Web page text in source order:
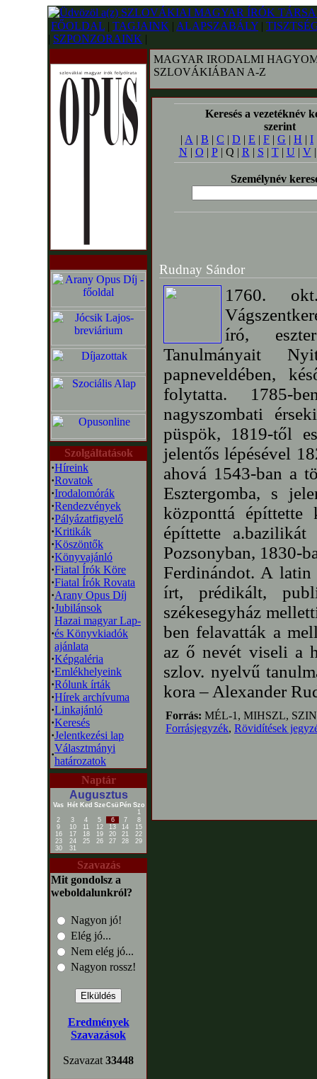
FŐOLDAL | TAGJAINK | ALAPSZABÁLY |
| SZPONZORAINK |
Szolgáltatások
·Híreink
·Rovatok
·Irodalomórák
·Rendezvények
·Pályázatfigyelő
·Kritikák
·Köszöntők
·Könyvajánló
·Fiatal Írók Köre
·Fiatal Írók Rovata
·Arany Opus Díj
·Jubilánsok
·
Hazai magyar Lap-
és Könyvkiadók
ajánlata
·Képgaléria
·Emlékhelyeink
·Rólunk írták
·Hírek archívuma
·Linkajánló
·Keresés
·Jelentkezési lap
·
Választmányi
határozatok
Naptár
Augusztus
Vas Hét Ked SzeCsü Pén Szo
1
2
3 4 5 6 7
8
9
10 11 12 13 14
15
16
17 18 19 20 21
22
23
24 25 26 27 28
29
30
31
Szavazás
Mit gondolsz a
weboldalunkról?
Nagyon jó!
Elég jó...
Nem elég jó...
Nagyon rossz!
Eredmények
Szavazások
Szavazat 33448
MAGYAR IRODALMI
SZLOVÁKIÁBAN A-Z
Keresés a vezetéknév
szerint
| A | B | C | D | E | F | G | H | I
N | O | P| Q | R | S | T| U | V
Személynév
Rudnay Sándor
1760.
író,
Tanulmányait
papneveldében,
folytatta. 1785-
nagyszombati
püspök, 1819-től
jelentős lépésével
ahová 1543-ban a
Esztergomba, s
központtá
építtette
Pozsonyban, 1830-
Ferdinándot. A latin
írt, prédikált,
székesegyház
ben felavatták a
az ő nevét viseli a
szlov. nyelvű
kora – Alexander
Forrás: MÉL-1, MIHSZL,
Forrásjegyzék, Rövidítések